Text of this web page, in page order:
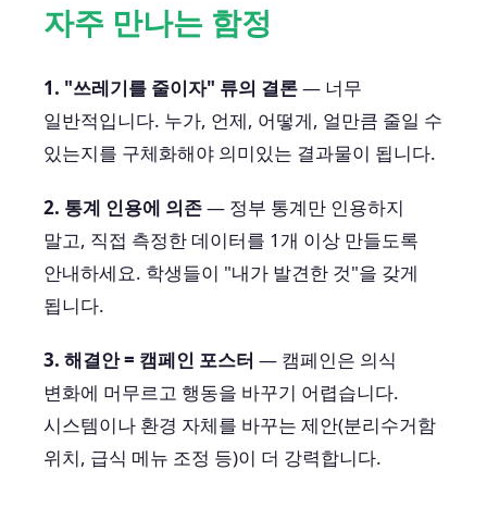
자주 만나는 함정
1. "쓰레기를 줄이자" 류의 결론— 너무
일반적입니다. 누가, 언제, 어떻게, 얼만큼 줄일 수
있는지를 구체화해야 의미있는 결과물이 됩니다.
2. 통계 인용에 의존— 정부 통계만 인용하지
말고, 직접 측정한 데이터를 1개 이상 만들도록
안내하세요. 학생들이 "내가 발견한 것"을 갖게
됩니다.
3. 해결안 = 캠페인 포스터 — 캠페인은 의식
변화에 머무르고 행동을 바꾸기 어렵습니다.
시스템이나 환경 자체를 바꾸는 제안(분리수거함
위치, 급식 메뉴 조정 등)이 더 강력합니다.